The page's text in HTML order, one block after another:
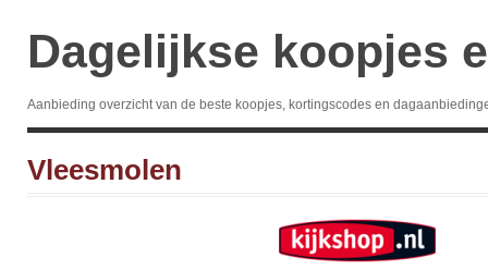
Dagelijkse koopjes
Aanbieding overzicht van de beste koopjes, kortingscodes en
Vleesmolen